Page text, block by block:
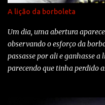
A lição da borboleta
Um dia, uma abertura
observando o esforço da
passasse por ali e ganhasse
parecendo que tinha perdido